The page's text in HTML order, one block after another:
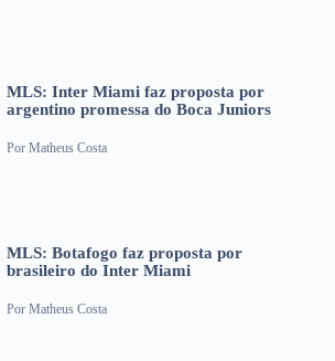
MLS: Inter Miami faz proposta por
argentino promessa do Boca Juniors
Por Matheus Costa
MLS: Botafogo faz proposta por
brasileiro do Inter Miami
Por Matheus Costa